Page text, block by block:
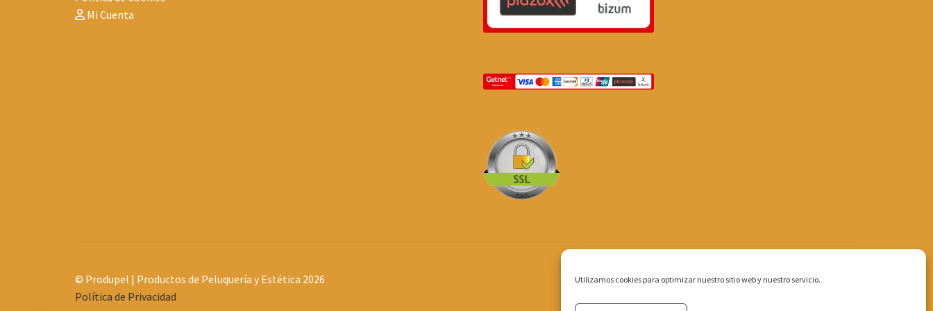
Utilizamos cookies para optimizar nuestro sitio web y nuestro servicio.
Mi Cuenta
© Produpel | Productos de Peluquería y Estética 2026
Política de Privacidad